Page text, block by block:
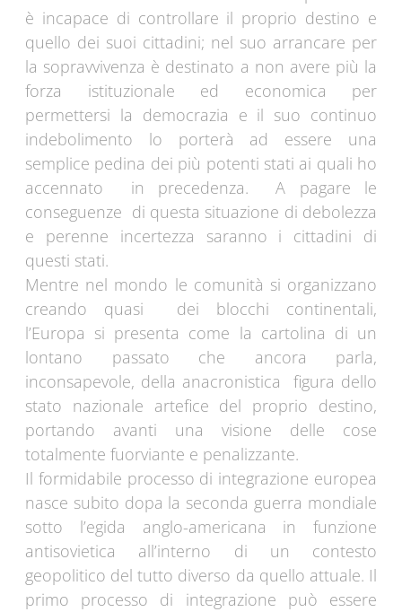
è incapace di controllare il proprio destino e
quello dei suoi cittadini; nel suo arrancare per
la sopravvivenza è destinato a non avere più la
forza istituzionale ed economica per
permettersi la democrazia e il suo continuo
indebolimento lo porterà ad essere una
semplice pedina dei più potenti stati ai quali ho
accennato in precedenza. A pagare le
conseguenze di questa situazione di debolezza
e perenne incertezza saranno i cittadini di
questi stati.
Mentre nel mondo le comunità si organizzano
creando quasi dei blocchi continentali,
l’Europa si presenta come la cartolina di un
lontano passato che ancora parla,
inconsapevole, della anacronistica figura dello
stato nazionale artefice del proprio destino,
portando avanti una visione delle cose
totalmente fuorviante e penalizzante.
Il formidabile processo di integrazione europea
nasce subito dopa la seconda guerra mondiale
sotto l’egida anglo-americana in funzione
antisovietica all’interno di un contesto
geopolitico del tutto diverso da quello attuale. Il
primo processo di integrazione può essere